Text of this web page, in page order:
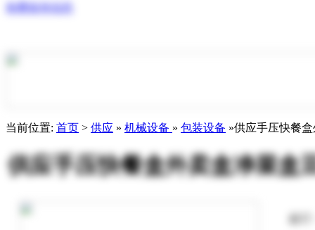
免费发布信息
当前位置: 首页 > 供应 » 机械设备 » 包装设备 »供应手压快餐
供应手压快餐盒外卖盒净菜盒